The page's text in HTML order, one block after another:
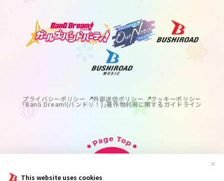
This website uses cookies
✕
プライバシーポリシー 外部送信ポリシー クッキーポリシー
｢BanG Dream!(バンドリ！)｣著作物利用に関するガイドライン